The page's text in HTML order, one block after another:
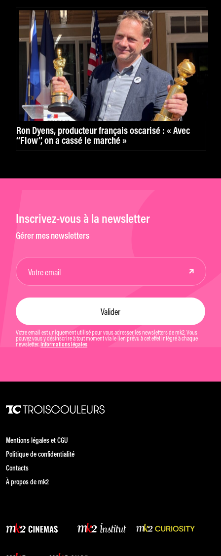
Ron Dyens, producteur français oscarisé : « Avec
‘‘Flow’’, on a cassé le marché »
Inscrivez-vous à la newsletter
Gérer mes newsletters
Votre email est uniquement utilisé pour vous adresser les newsletters de mk2. Vous
pouvez vous y désinscrire à tout moment via le lien prévu à cet effet intégré à chaque
newsletter. Informations légales
Mentions légales et CGU
Politique de confidentialité
Contacts
À propos de mk2